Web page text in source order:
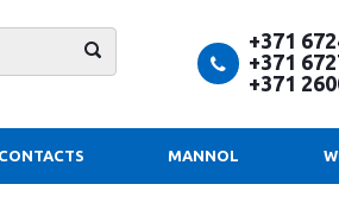
+371
+371
+371
CONTACTS MANNOL